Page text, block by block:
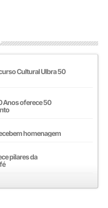
Cultural Ulbra 50
Anos oferece 50
homenagem
pilares da